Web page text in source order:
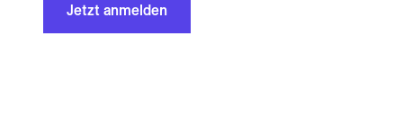
Jetzt anmelden